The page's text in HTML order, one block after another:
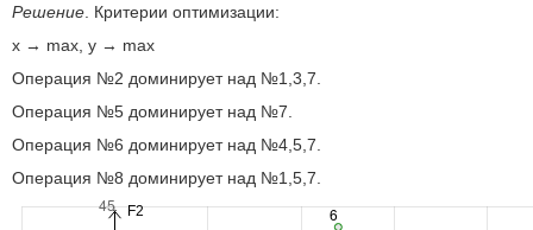
Решение . Критерии оптимизации:
x → max, y → max
Операция №2 доминирует над №1,3,7.
Операция №5 доминирует над №7.
Операция №6 доминирует над №4,5,7.
Операция №8 доминирует над №1,5,7.